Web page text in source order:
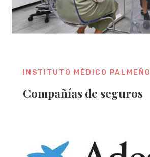
INSTITUTO MÉDICO PALMEÑO
Compañías de seguros